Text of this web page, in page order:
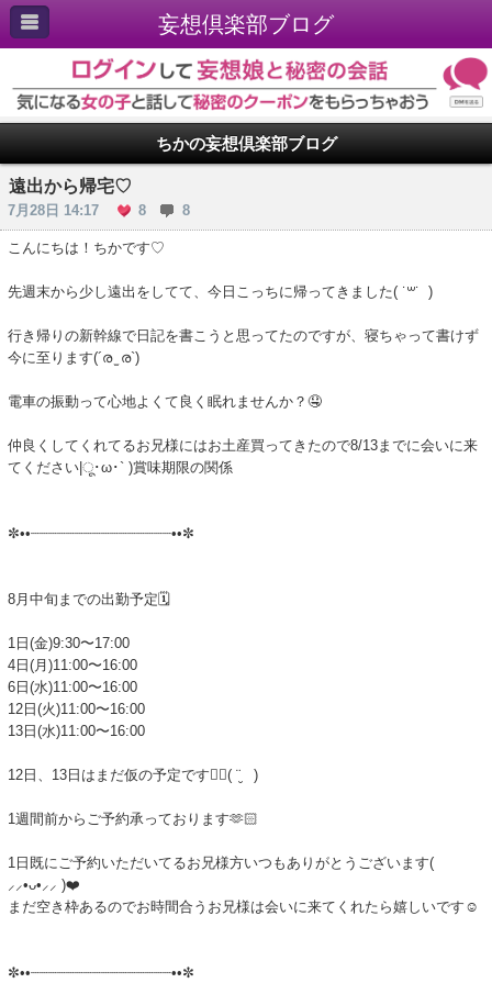
妄想倶楽部ブログ
ちかの妄想倶楽部ブログ
遠出から帰宅♡
7月28日 14:17 8 8
こんにちは！ちかです♡
先週末から少し遠出をしてて、今日こっちに帰ってきました( ˙꒳​˙ )
行き帰りの新幹線で日記を書こうと思ってたのですが、寝ちゃって書けず
今に至ります(´ര ̫ ര`)
電車の振動って心地よくて良く眠れませんか？🤤
仲良くしてくれてるお兄様にはお土産買ってきたので8/13までに会いに来
てください|ू･ω･` )​賞味期限の関係
✼••┈┈┈┈┈┈┈┈┈┈┈┈┈┈┈┈••✼
8月中旬までの出勤予定🗓️
1日(金)9:30〜17:00
4日(月)11:00〜16:00
6日(水)11:00〜16:00
12日(火)11:00〜16:00
13日(水)11:00〜16:00
12日、13日はまだ仮の予定です✍🏻( ¨̮ )
1週間前からご予約承っております🫶🏻
1日既にご予約いただいてるお兄様方いつもありがとうございます(
⸝⸝•ᴗ•⸝⸝ )❤️
まだ空き枠あるのでお時間合うお兄様は会いに来てくれたら嬉しいです☺️
✼••┈┈┈┈┈┈┈┈┈┈┈┈┈┈┈┈••✼